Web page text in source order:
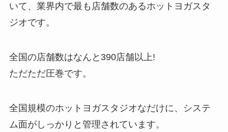
いて、業界内で最も店舗数のあるホットヨガスタ
ジオです。
全国の店舗数はなんと 390店舗以上!
ただただ圧巻です。
全国規模のホットヨガスタジオなだけに、システ
ム面がしっかりと管理されています。